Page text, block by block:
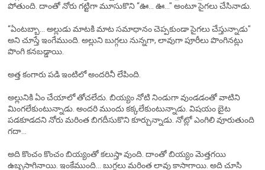
పోతుంది. దాంతో నోరు గట్టిగా మూసుకొని “ఊ... ఊ..." అంటూ సైగలు చేసినాడు.
“ఏంటబ్బా... అల్లుడు మాటకి మాట సమాధానం చెప్పకుండా సైగలు చేస్తున్నాడు"
అని చూస్తే ఇంగేముంది. అల్లుని బుగ్గలు నున్నగా, లావుగా పూరీలు పొంగినట్లు
పొంగి కనబడ్డాయి.
అత్త కంగారు పడి ఇంటిలో అందరినీ లేపింది.
అల్లునికి ఏం చేయాలో తోచలేదు. బియ్యం నోటి నిండుగా వుండడంతో వాటిని
మింగలేకుంటున్నాడు. అందరి ముందు కక్కలేకుంటున్నాడు. విషయం బైట
పడకూడదని నోరు మరింత బిగదీసుకొని కూర్చున్నాడు. నోట్లో ఎంగిలి వూరుతుంది
గదా...
అది కొంచం కొంచం బియ్యంతో కలుస్తా వుంది. దాంతో బియ్యం మెత్తగయి
ఉబ్బసాగినాయి. ఇంకేముంది... బుగ్గలు మరింత లావు కాసాగాయి. అది చూసి